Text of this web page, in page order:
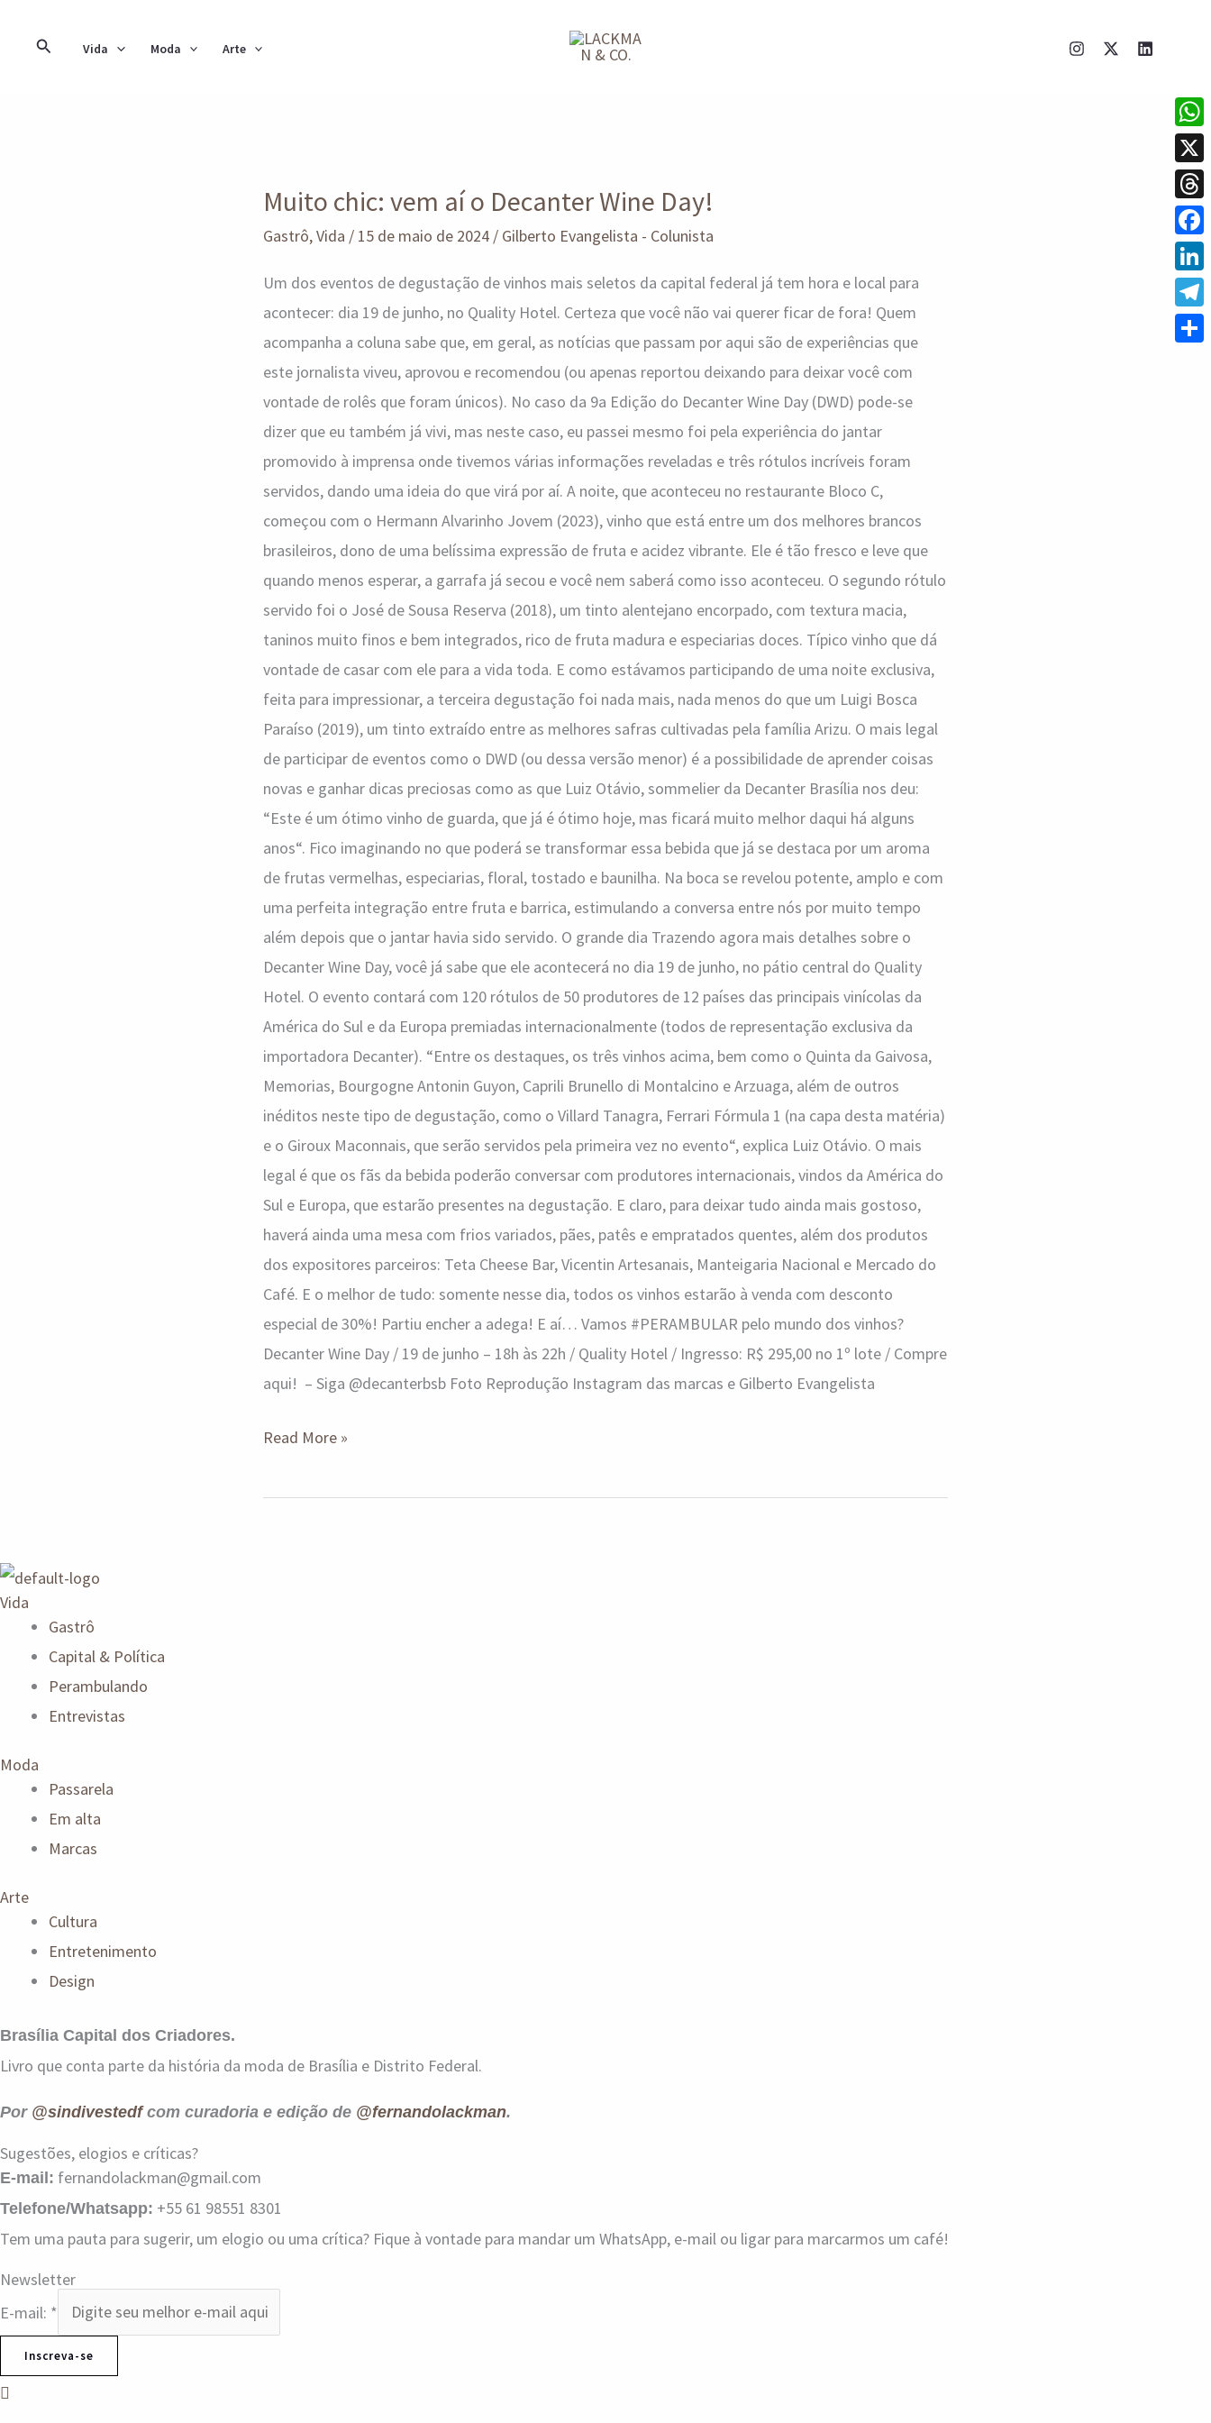
Pesquisar
Vida Moda Arte
Muito chic: vem aí o Decanter Wine Day!
Gastrô,Vida / 15 de maio de 2024 / Gilberto Evangelista - Colunista
Um dos eventos de degustação de vinhos mais seletos da capital federal já tem hora e local para
acontecer: dia 19 de junho, no Quality Hotel. Certeza que você não vai querer ficar de fora! Quem
acompanha a coluna sabe que, em geral, as notícias que passam por aqui são de experiências que
este jornalista viveu, aprovou e recomendou (ou apenas reportou deixando para deixar você com
vontade de rolês que foram únicos). No caso da 9a Edição do Decanter Wine Day (DWD) pode-se
dizer que eu também já vivi, mas neste caso, eu passei mesmo foi pela experiência do jantar
promovido à imprensa onde tivemos várias informações reveladas e três rótulos incríveis foram
servidos, dando uma ideia do que virá por aí. A noite, que aconteceu no restaurante Bloco C,
começou com o Hermann Alvarinho Jovem (2023), vinho que está entre um dos melhores brancos
brasileiros, dono de uma belíssima expressão de fruta e acidez vibrante. Ele é tão fresco e leve que
quando menos esperar, a garrafa já secou e você nem saberá como isso aconteceu. O segundo rótulo
servido foi o José de Sousa Reserva (2018), um tinto alentejano encorpado, com textura macia,
taninos muito finos e bem integrados, rico de fruta madura e especiarias doces. Típico vinho que dá
vontade de casar com ele para a vida toda. E como estávamos participando de uma noite exclusiva,
feita para impressionar, a terceira degustação foi nada mais, nada menos do que um Luigi Bosca
Paraíso (2019), um tinto extraído entre as melhores safras cultivadas pela família Arizu. O mais legal
de participar de eventos como o DWD (ou dessa versão menor) é a possibilidade de aprender coisas
novas e ganhar dicas preciosas como as que Luiz Otávio, sommelier da Decanter Brasília nos deu:
“Este é um ótimo vinho de guarda, que já é ótimo hoje, mas ficará muito melhor daqui há alguns
anos“. Fico imaginando no que poderá se transformar essa bebida que já se destaca por um aroma
de frutas vermelhas, especiarias, floral, tostado e baunilha. Na boca se revelou potente, amplo e com
uma perfeita integração entre fruta e barrica, estimulando a conversa entre nós por muito tempo
além depois que o jantar havia sido servido. O grande dia Trazendo agora mais detalhes sobre o
Decanter Wine Day, você já sabe que ele acontecerá no dia 19 de junho, no pátio central do Quality
Hotel. O evento contará com 120 rótulos de 50 produtores de 12 países das principais vinícolas da
América do Sul e da Europa premiadas internacionalmente (todos de representação exclusiva da
importadora Decanter). “Entre os destaques, os três vinhos acima, bem como o Quinta da Gaivosa,
Memorias, Bourgogne Antonin Guyon, Caprili Brunello di Montalcino e Arzuaga, além de outros
inéditos neste tipo de degustação, como o Villard Tanagra, Ferrari Fórmula 1 (na capa desta matéria)
e o Giroux Maconnais, que serão servidos pela primeira vez no evento“, explica Luiz Otávio. O mais
legal é que os fãs da bebida poderão conversar com produtores internacionais, vindos da América do
Sul e Europa, que estarão presentes na degustação. E claro, para deixar tudo ainda mais gostoso,
haverá ainda uma mesa com frios variados, pães, patês e empratados quentes, além dos produtos
dos expositores parceiros: Teta Cheese Bar, Vicentin Artesanais, Manteigaria Nacional e Mercado do
Café. E o melhor de tudo: somente nesse dia, todos os vinhos estarão à venda com desconto
especial de 30%! Partiu encher a adega! E aí… Vamos #PERAMBULAR pelo mundo dos vinhos?
Decanter Wine Day / 19 de junho – 18h às 22h / Quality Hotel / Ingresso: R$ 295,00 no 1º lote / Compre
aqui! – Siga @decanterbsb Foto Reprodução Instagram das marcas e Gilberto Evangelista
chic:
vem
o
Decanter
Wine
Day!
Read More »
Vida
Gastrô
Capital & Política
Perambulando
Entrevistas
Moda
Passarela
Em alta
Marcas
Arte
Cultura
Entretenimento
Design
Brasília Capital dos Criadores.
Livro que conta parte da história da moda de Brasília e Distrito Federal.
Por @sindivestedfcom curadoria e edição de @fernandolackman.
Sugestões, elogios e críticas?
E-mail: fernandolackman@gmail.com
Telefone/Whatsapp: +55 61 98551 8301
Tem uma pauta para sugerir, um elogio ou uma crítica? Fique à vontade para mandar um WhatsApp, e-mail ou ligar para marcarmos um café!
Newsletter
E-mail: *
Inscreva-se
X